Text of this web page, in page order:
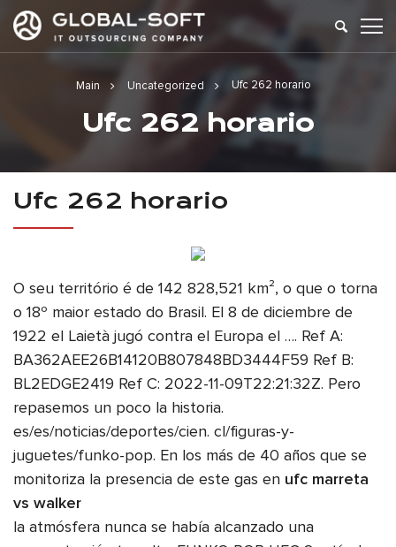
Main Uncategorized Ufc 262 horario
Ufc 262 horario
Ufc 262 horario
O seu território é de 142 828,521 km², o que o torna
o 18º maior estado do Brasil. El 8 de diciembre de
1922 el Laietà jugó contra el Europa el …. Ref A:
BA362AEE26B14120B807848BD3444F59 Ref B:
BL2EDGE2419 Ref C: 2022-11-09T22:21:32Z. Pero
repasemos un poco la historia.
es/es/noticias/deportes/cien. cl/figuras-y-
juguetes/funko-pop. En los más de 40 años que se
monitoriza la presencia de este gas en ufc marreta
vs walker
la atmósfera nunca se había alcanzado una